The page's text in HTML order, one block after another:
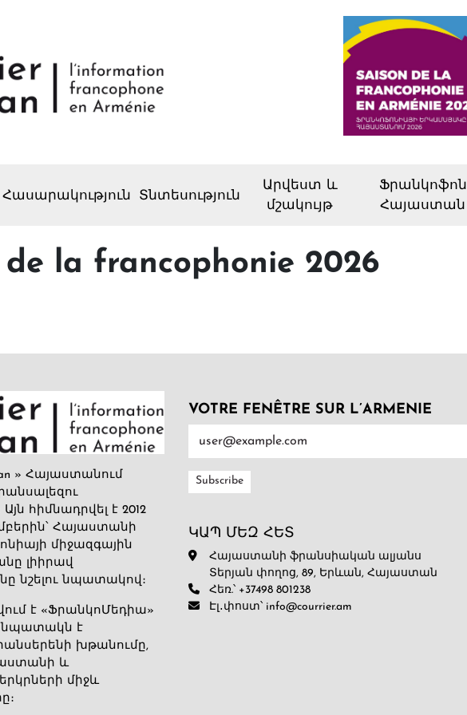
Հասարակություն Տնտեսություն
Արվեստ և
մշակույթ
Ֆրանկոֆոն
Հայաստան
de la francophonie 2026
» Հայաստանում
հիմնադրվել է 2012
Հայաստանի
միջազգային
լիիրավ
նշելու նպատակով։
է «ՖրանկոՄեդիա»
նպատակն է
խթանումը,
և
միջև
VOTRE FENÊTRE SUR L’ARMENIE
ԿԱՊ ՄԵԶ ՀԵՏ
Հայաստանի ֆրանսիական ալյանս
Տերյան փողոց, 89, Երևան, Հայաստան
Հեռ.՝ +37498 801238
Էլ․փոստ՝ info@courrier.am